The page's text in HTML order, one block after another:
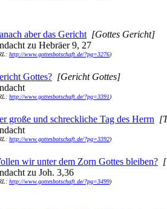
aber das Gericht [Gottes Gericht]
zu Hebräer 9, 27
http://www.gottesbotschaft.de/?pg=3276)
Gottes? [Gericht Gottes]
http://www.gottesbotschaft.de/?pg=3391)
große und schreckliche Tag des Herrn
http://www.gottesbotschaft.de/?pg=3392)
wir unter dem Zorn Gottes bleiben?
zu Joh. 3,36
http://www.gottesbotschaft.de/?pg=3499)